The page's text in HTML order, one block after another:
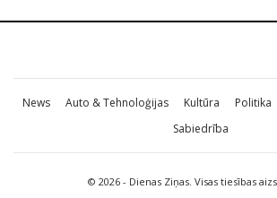
News Auto & Tehnoloģijas Kultūra Politika
Sabiedrība
© 2026 - Dienas Ziņas. Visas tiesības